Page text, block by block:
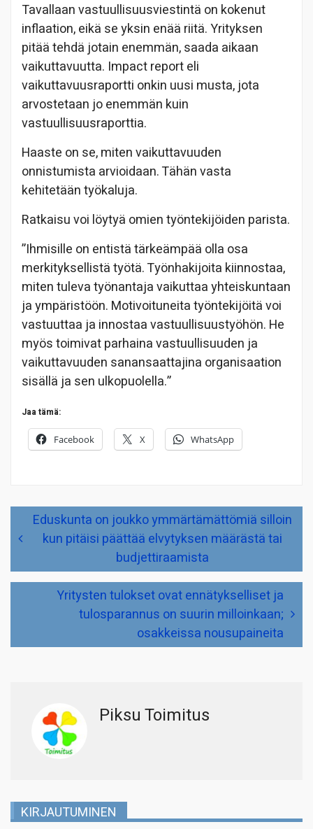
Tavallaan vastuullisuusviestintä on kokenut
inflaation, eikä se yksin enää riitä. Yrityksen
pitää tehdä jotain enemmän, saada aikaan
vaikuttavuutta. Impact report eli
vaikuttavuusraportti onkin uusi musta, jota
arvostetaan jo enemmän kuin
vastuullisuusraporttia.
Haaste on se, miten vaikuttavuuden
onnistumista arvioidaan. Tähän vasta
kehitetään työkaluja.
Ratkaisu voi löytyä omien työntekijöiden parista.
”Ihmisille on entistä tärkeämpää olla osa
merkityksellistä työtä. Työnhakijoita kiinnostaa,
miten tuleva työnantaja vaikuttaa yhteiskuntaan
ja ympäristöön. Motivoituneita työntekijöitä voi
vastuuttaa ja innostaa vastuullisuustyöhön. He
myös toimivat parhaina vastuullisuuden ja
vaikuttavuuden sanansaattajina organisaation
sisällä ja sen ulkopuolella.”
Jaa tämä:
Facebook X WhatsApp
Artikkelien
selausEduskunta on joukko ymmärtämättömiä silloin
kun pitäisi päättää elvytyksen määrästä tai
budjettiraamista
Yritysten tulokset ovat ennätykselliset ja
tulosparannus on suurin milloinkaan;
osakkeissa nousupaineita
Piksu Toimitus
KIRJAUTUMINEN